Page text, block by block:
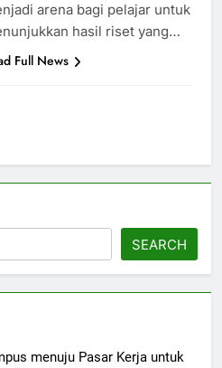
arena bagi pelajar untuk
hasil riset yang…
Full News
SEARCH
menuju Pasar Kerja untuk